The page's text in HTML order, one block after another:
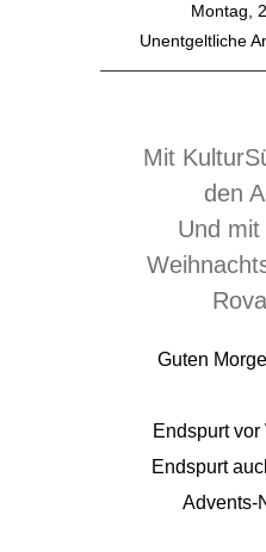
Montag,
Unentgeltliche
Mit
den
Und
Guten
Endspurt
Endspurt
Advents-